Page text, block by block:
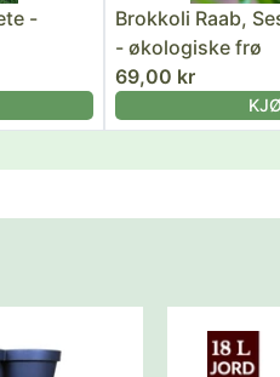
-
Brokkoli Raab,
- økologiske frø
69,00 kr